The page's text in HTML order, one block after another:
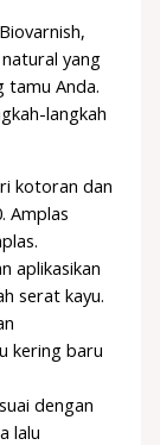
yang
tamu Anda.
langkah
kotoran dan
Amplas
aplikasikan
serat kayu.
kering baru
dengan
lalu